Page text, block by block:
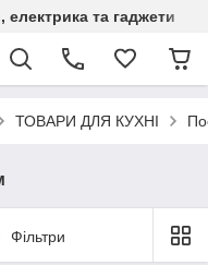
та гаджети
ТОВАРИ ДЛЯ КУХНІ
Фільтри